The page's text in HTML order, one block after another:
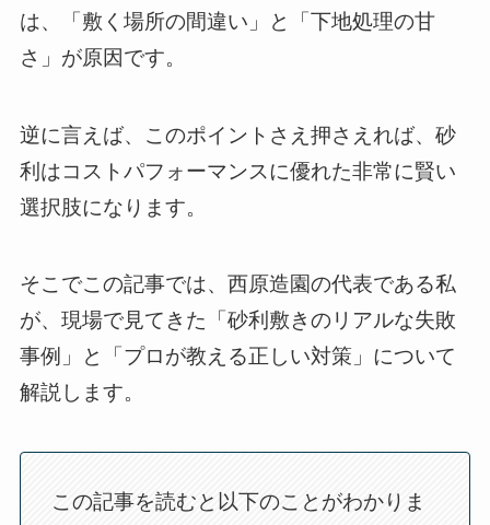
は、「敷く場所の間違い」と「下地処理の甘
さ」が原因です。
逆に言えば、このポイントさえ押さえれば、砂
利はコストパフォーマンスに優れた非常に賢い
選択肢になります。
そこでこの記事では、西原造園の代表である私
が、現場で見てきた「砂利敷きのリアルな失敗
事例」と「プロが教える正しい対策」について
解説します。
この記事を読むと以下のことがわかりま